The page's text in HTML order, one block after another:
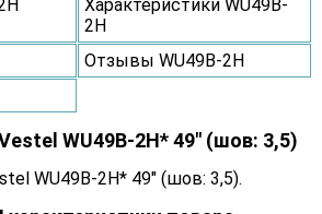
Характеристики WU49B-
2H
Отзывы WU49B-2H
WU49B-2H* 49" (шов: 3,5)
WU49B-2H* 49" (шов: 3,5).